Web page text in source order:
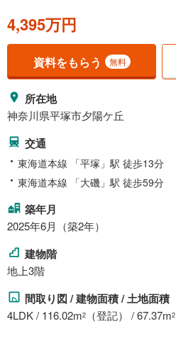
4,395万円
資料をもらう 無料
所在地
神奈川県平塚市夕陽ケ丘
交通
東海道本線 「平塚」駅 徒歩13分
東海道本線 「大磯」駅 徒歩59分
築年月
2025年6月（築2年）
建物階
地上3階
間取り図 / 建物面積 / 土地面積
4LDK / 116.02m2 （登記） / 67.37m2